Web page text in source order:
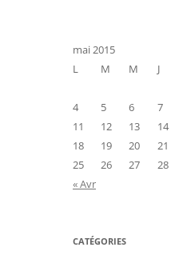
mai 2015
L
M M J
4
5 6 7
11
12 13 14
18
19 20 21
25
26 27 28
« Avr
CATÉGORIES